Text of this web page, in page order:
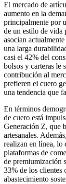
El mercado de
aumento en la
principalmente por
de un estilo de vida
asocian
una larga
casi el 42% del
bolsos y carteras le
contribución al
prefieren el cuero
una tendencia que
En términos
de cuero está
Generación Z, que
artesanales.
realizan en línea, lo
plataformas de
de premiumización
33% de los clientes
abastecimiento